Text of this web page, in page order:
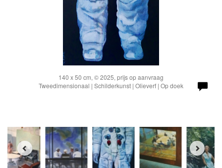
140 x 50 cm, © 2025, prijs op aanvraag
Tweedimensionaal | Schilderkunst | Olieverf | Op doek